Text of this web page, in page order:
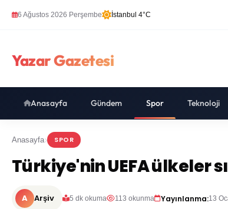
6 Ağustos 2026 Perşembe İstanbul 4°C
Yazar Gazetesi
Anasayfa Gündem Spor Teknoloji
Anasayfa SPOR
Türkiye'nin UEFA ülkeler
A Arşiv 5 dk okuma 113 okunma Yayınlanma:13